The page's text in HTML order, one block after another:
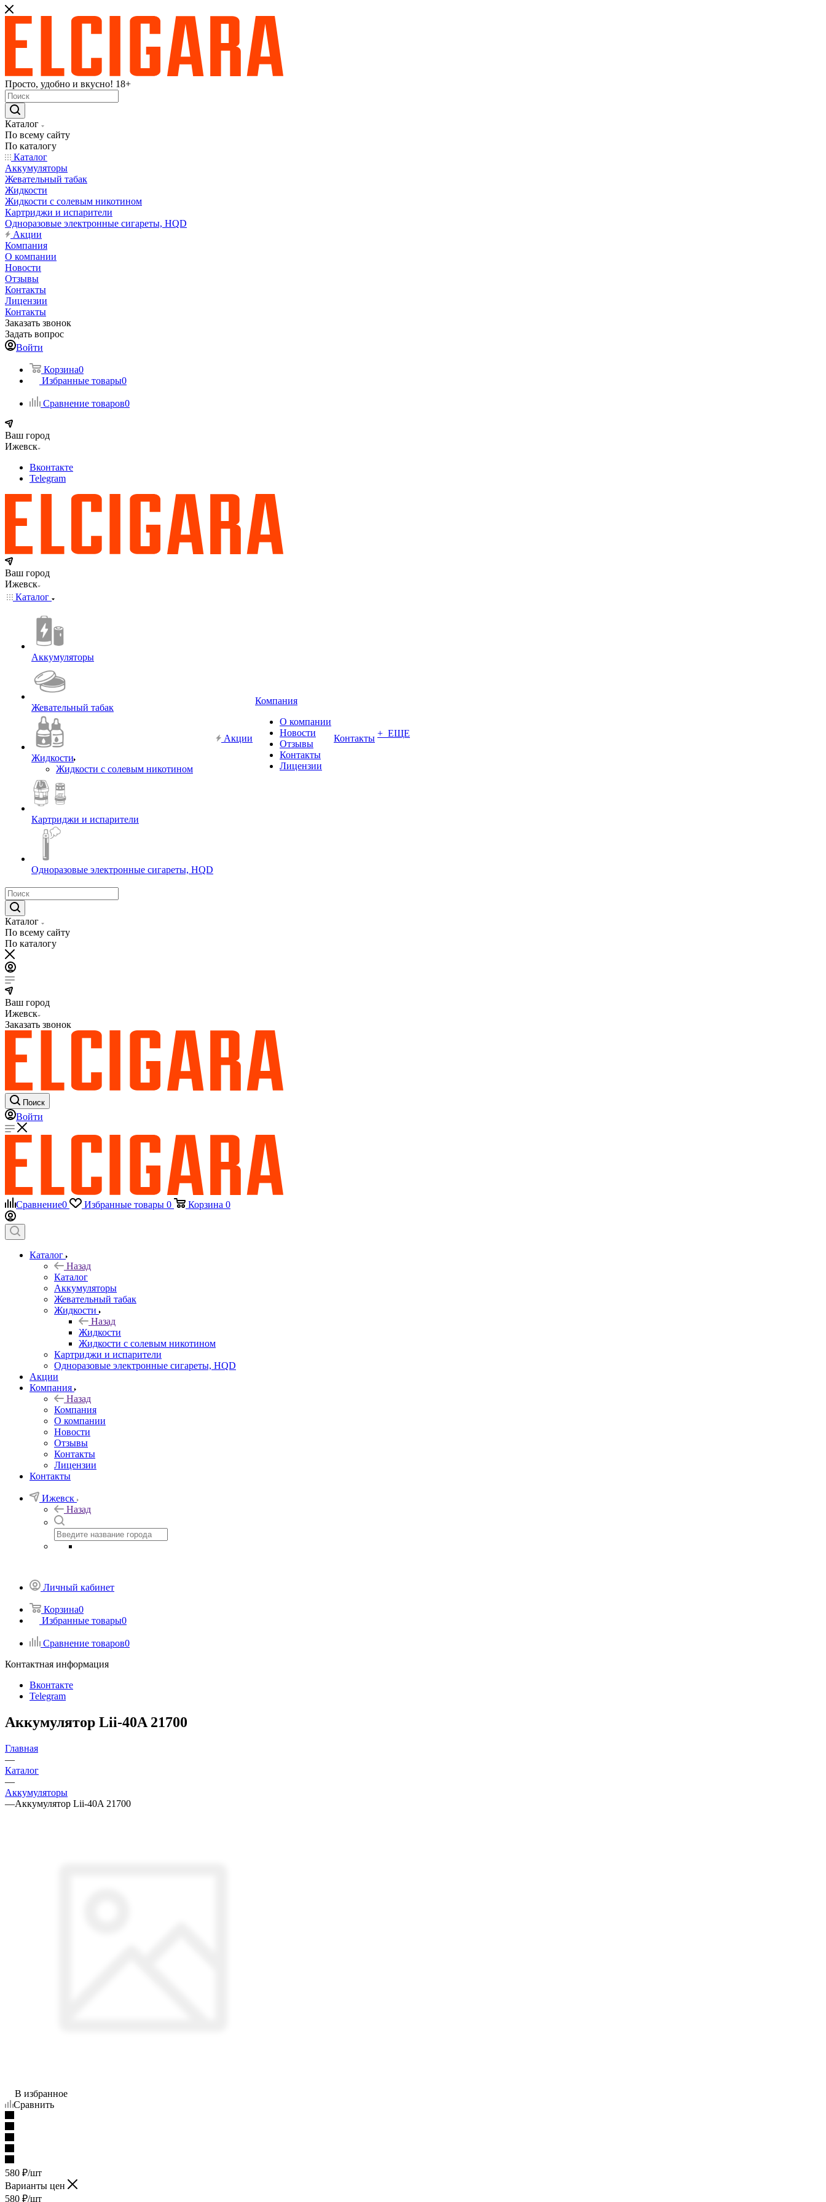
Просто, удобно и вкусно! 18+
Каталог
По всему сайту
По каталогу
Каталог
Аккумуляторы
Жевательный табак
Жидкости
Жидкости с солевым никотином
Картриджи и испарители
Одноразовые электронные сигареты, HQD
Акции
Компания
О компании
Новости
Отзывы
Контакты
Лицензии
Контакты
Заказать звонок
Задать вопрос
Войти
Корзина0
Избранные товары0
Сравнение товаров0
Ваш город
Ижевск
Вконтакте
Telegram
Ваш город
Ижевск
Каталог
Аккумуляторы
Жевательный табак
Жидкости
Жидкости с солевым никотином
Картриджи и испарители
Одноразовые электронные сигареты, HQD
Акции
Компания
О компании
Новости
Отзывы
Контакты
Лицензии
Контакты + ЕЩЕ
Каталог
По всему сайту
По каталогу
Ваш город
Ижевск
Заказать звонок
Поиск
Войти
Сравнение0 Избранные товары 0 Корзина 0
Каталог
Назад
Каталог
Аккумуляторы
Жевательный табак
Жидкости
Назад
Жидкости
Жидкости с солевым никотином
Картриджи и испарители
Одноразовые электронные сигареты, HQD
Акции
Компания
Назад
Компания
О компании
Новости
Отзывы
Контакты
Лицензии
Контакты
Ижевск
Назад
Личный кабинет
Корзина0
Избранные товары0
Сравнение товаров0
Контактная информация
Вконтакте
Telegram
Аккумулятор Lii-40A 21700
Главная
—
Каталог
—
Аккумуляторы
—Аккумулятор Lii-40A 21700
В избранное
Сравнить
580 ₽/шт
Варианты цен
580 ₽/шт